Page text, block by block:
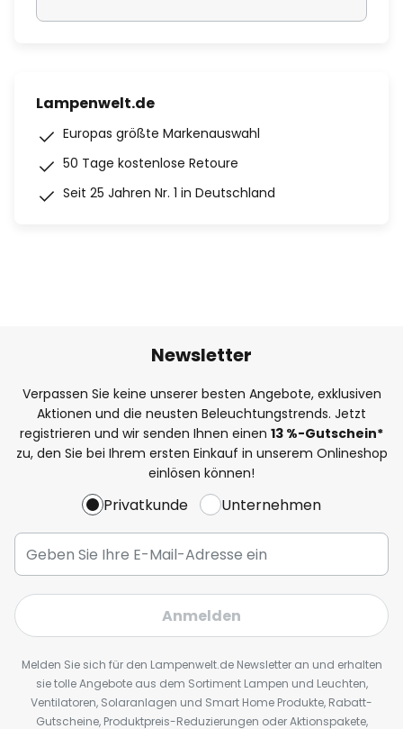
Lampenwelt.de
Europas größte Markenauswahl
50 Tage kostenlose Retoure
Seit 25 Jahren Nr. 1 in Deutschland
Newsletter
Verpassen Sie keine unserer besten Angebote, exklusiven
Aktionen und die neusten Beleuchtungstrends. Jetzt
registrieren und wir senden Ihnen einen 13 %-Gutschein*
zu, den Sie bei Ihrem ersten Einkauf in unserem Onlineshop
einlösen können!
Privatkunde Unternehmen
Anmelden
Melden Sie sich für den Lampenwelt.de Newsletter an und erhalten
sie tolle Angebote aus dem Sortiment Lampen und Leuchten,
Ventilatoren, Solaranlagen und Smart Home Produkte, Rabatt-
Gutscheine, Produktpreis-Reduzierungen oder Aktionspakete,